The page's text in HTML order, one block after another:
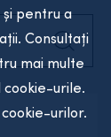
pentru a
Consultați
mai multe
urile.
urilor.